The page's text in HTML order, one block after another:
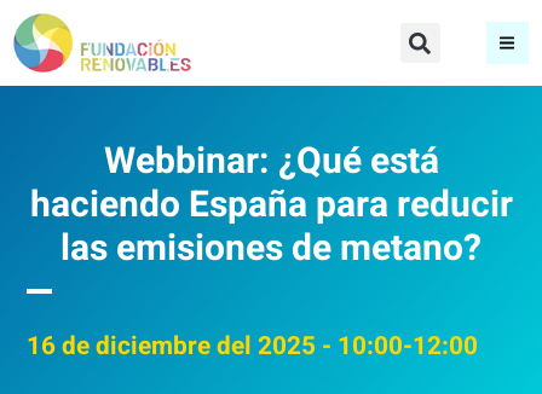
Webbinar: ¿Qué está
haciendo España para reducir
las emisiones de metano?
16de diciembre del 2025 - 10:00-12:00